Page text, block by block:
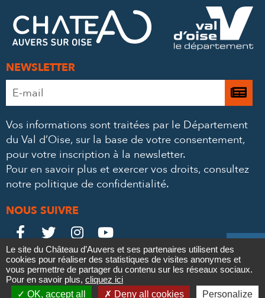
Contact

FACEBOOK
MAIL
NEWSLETTER
Adresse
e-
*
Je
à
Vos informations sont traitées par le Département
du Val d’Oise, sur la base de votre consentement,
pour votre inscription à la newsletter.
Pour en savoir plus et exercer vos droits, consultez
notre politique de confidentialité.
NOUS SUIVRE
Le
Château
sur

Le
Château
sur

Le
Château
sur

Le
Château
sur

Mentions légales Politique de confidentialité
Crédits
Partenaires & Mécènes
Recrutement
Plan du site
Le site du Château d’Auvers et ses partenaires utilisent des
cookies pour réaliser des statistiques de visites anonymes et
vous permettre de partager du contenu sur les réseaux sociaux.
Pour en savoir plus, cliquez ici
OK, accept all
Deny all cookies Personalize